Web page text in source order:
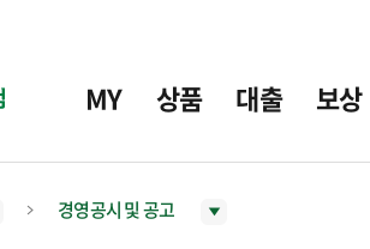
MY 상품 대출 보상
경영공시 및 공고